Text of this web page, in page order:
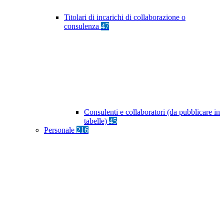
Titolari di incarichi di collaborazione o
consulenza 47
Consulenti e collaboratori (da pubblicare in
tabelle) 45
Personale 216